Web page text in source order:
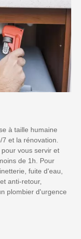
à taille humaine
7 et la rénovation.
vous servir et
de 1h. Pour
fuite d'eau,
anti-retour,
plombier d'urgence